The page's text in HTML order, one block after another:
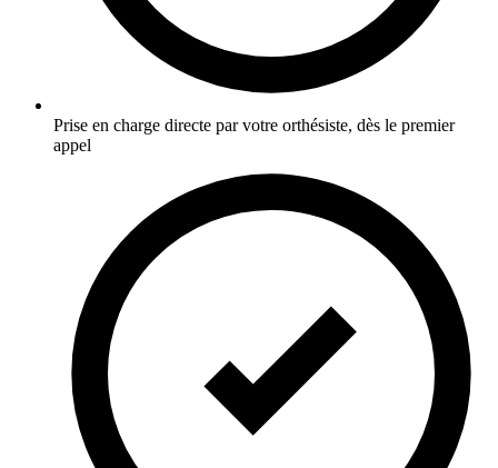
Prise en charge directe par votre orthésiste, dès le premier
appel